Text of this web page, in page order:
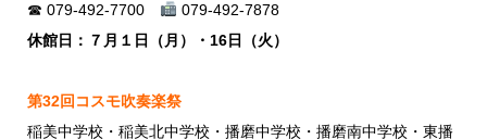
☎ 079-492-7700
079-492-7878
休館日：７月１日（月）・16日（火）
第32回コスモ吹奏楽祭
稲美中学校・稲美北中学校・播磨中学校・播磨南中学校・東播